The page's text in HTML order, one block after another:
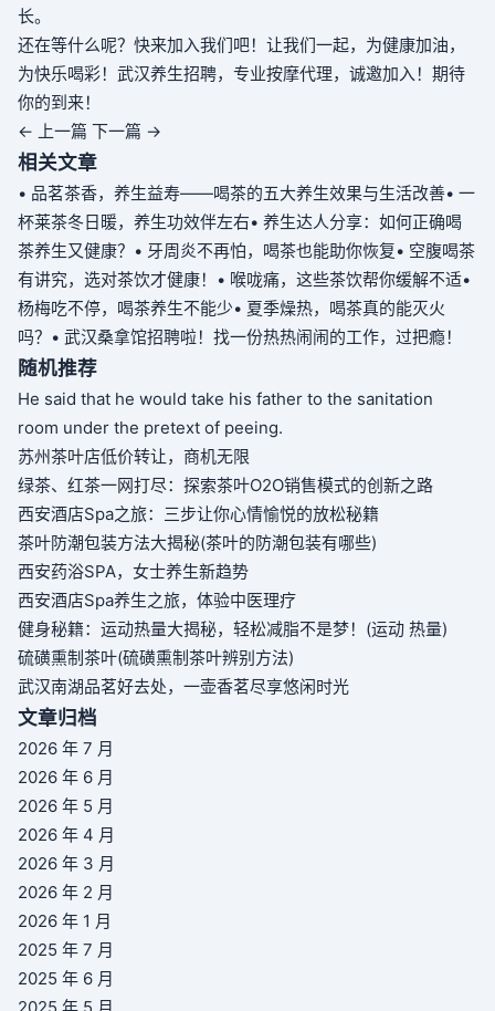
长。
还在等什么呢？快来加入我们吧！让我们一起，为健康加油，
为快乐喝彩！武汉养生招聘，专业按摩代理，诚邀加入！期待
你的到来！
← 上一篇 下一篇 →
相关文章
• 品茗茶香，养生益寿——喝茶的五大养生效果与生活改善• 一
杯莱茶冬日暖，养生功效伴左右• 养生达人分享：如何正确喝
茶养生又健康？ • 牙周炎不再怕，喝茶也能助你恢复• 空腹喝茶
有讲究，选对茶饮才健康！
• 喉咙痛，这些茶饮帮你缓解不适•
杨梅吃不停，喝茶养生不能少• 夏季燥热，喝茶真的能灭火
吗？ • 武汉桑拿馆招聘啦！找一份热热闹闹的工作，过把瘾！
随机推荐
He said that he would take his father to the sanitation
room under the pretext of peeing.
苏州茶叶店低价转让，商机无限
绿茶、红茶一网打尽：探索茶叶O2O销售模式的创新之路
西安酒店Spa之旅：三步让你心情愉悦的放松秘籍
茶叶防潮包装方法大揭秘(茶叶的防潮包装有哪些)
西安药浴SPA，女士养生新趋势
西安酒店Spa养生之旅，体验中医理疗
健身秘籍：运动热量大揭秘，轻松减脂不是梦！(运动 热量)
硫磺熏制茶叶(硫磺熏制茶叶辨别方法)
武汉南湖品茗好去处，一壶香茗尽享悠闲时光
文章归档
2026 年 7 月
2026 年 6 月
2026 年 5 月
2026 年 4 月
2026 年 3 月
2026 年 2 月
2026 年 1 月
2025 年 7 月
2025 年 6 月